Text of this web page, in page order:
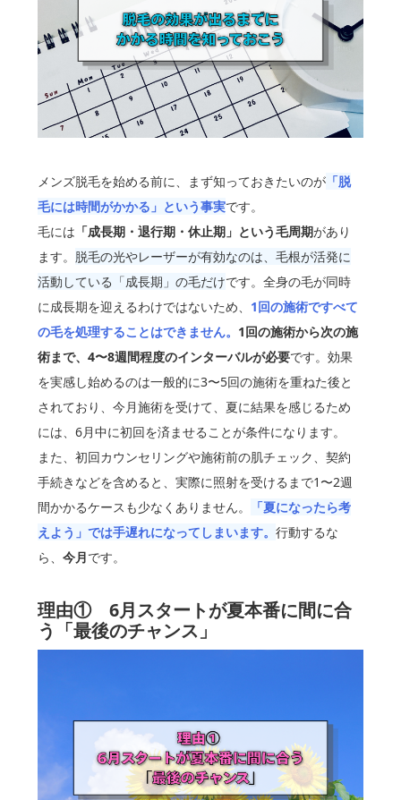
メンズ脱毛を始める前に、まず知っておきたいのが 「脱
毛には時間がかかる」という事実です。
毛には 「成長期・退行期・休止期」という毛周期があり
ます。 脱毛の光やレーザーが有効なのは、毛根が活発に
活動している「成長期」の毛だけです。全身の毛が同時
に成長期を迎えるわけではないため、 1回の施術ですべて
の毛を処理することはできません。 1回の施術から次の施
術まで、4〜8週間程度のインターバルが必要です。効果
を実感し始めるのは一般的に3〜5回の施術を重ねた後と
されており、今月施術を受けて、夏に結果を感じるため
には、6月中に初回を済ませることが条件になります。
また、初回カウンセリングや施術前の肌チェック、契約
手続きなどを含めると、実際に照射を受けるまで1〜2週
間かかるケースも少なくありません。
「夏になったら考
えよう」では手遅れになってしまいます。行動するな
ら、今月です。
理由① 6月スタートが夏本番に間に合
う「最後のチャンス」